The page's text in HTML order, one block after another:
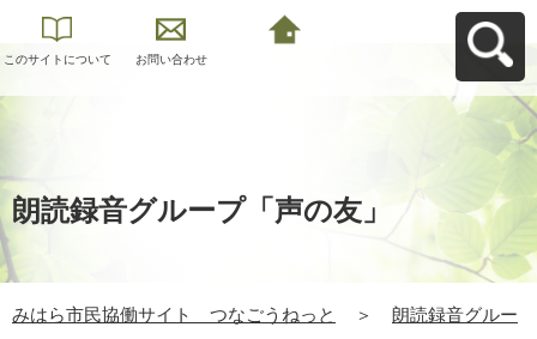
このサイトについて お問い合わせ
朗読録音グループ「声の友」
みはら市民協働サイト つなごうねっと ＞
朗読録音グルー